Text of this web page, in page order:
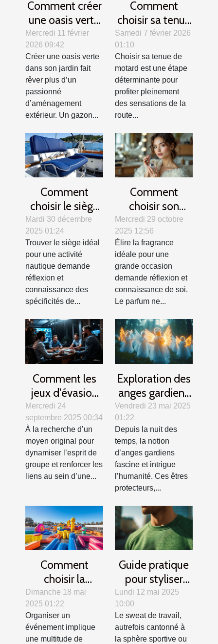
Comment créer
une oasis verte
? Secrets d'un
gazon parfait
Mercredi 11 février
2026 09:42
Créer une oasis verte
dans son jardin fait
rêver plus d’un
passionné
d’aménagement
extérieur. Un gazon...
Comment
choisir sa tenue
de motard pour
allier confort et
sécurité ?
Samedi 7 février 2026
01:10
Choisir sa tenue de
motard est une étape
déterminante pour
profiter pleinement
des sensations de la
route...
Comment
choisir le siège
idéal pour votre
activité
nautique ?
Mardi 30 décembre
2025 01:24
Trouver le siège idéal
pour une activité
nautique demande
réflexion et
connaissance des
spécificités de...
Comment
choisir son
parfum pour les
grandes
occasions ?
Mercredi 29 octobre
2025 12:56
Élire la fragrance
idéale pour une
grande occasion
demande réflexion et
connaissance de soi.
Le parfum ne...
Comment les
jeux d'évasion
renforcent la
cohésion
d'équipe ?
Mercredi 24
septembre 2025 00:34
À la recherche d’un
moyen original pour
dynamiser l’esprit de
groupe et renforcer les
liens au sein d’une...
Exploration des
anges gardiens
dans différentes
cultures et
traditions
Vendredi 23 mai 2025
01:22
Depuis la nuit des
temps, la notion
d’anges gardiens
fascine et intrigue
l’humanité. Ces êtres
protecteurs,...
Comment
choisir la
structure
gonflable idéale
pour votre
événement
Dimanche 18 mai
2025 01:22
Organiser un
événement implique
une multitude de
Guide pratique
pour styliser
votre sweat de
travail en toutes
saisons
Lundi 12 mai 2025
10:00
Le sweat de travail,
autrefois cantonné à
la sphère sportive ou